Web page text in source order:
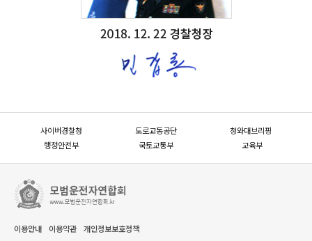
사이버경찰청 도로교통공단
청와대브리핑
행정안전부
국토교통부 교육부
이용안내 이용약관 개인정보보호정책